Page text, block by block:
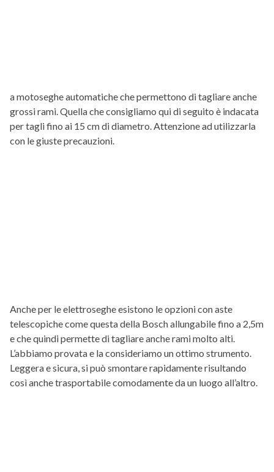
a motoseghe automatiche che permettono di tagliare anche
grossi rami. Quella che consigliamo qui di seguito è indacata
per tagli fino ai 15 cm di diametro. Attenzione ad utilizzarla
con le giuste precauzioni.
Anche per le elettroseghe esistono le opzioni con aste
telescopiche come questa della Bosch allungabile fino a 2,5m
e che quindi permette di tagliare anche rami molto alti.
L’abbiamo provata e la consideriamo un ottimo strumento.
Leggera e sicura, si può smontare rapidamente risultando
così anche trasportabile comodamente da un luogo all’altro.